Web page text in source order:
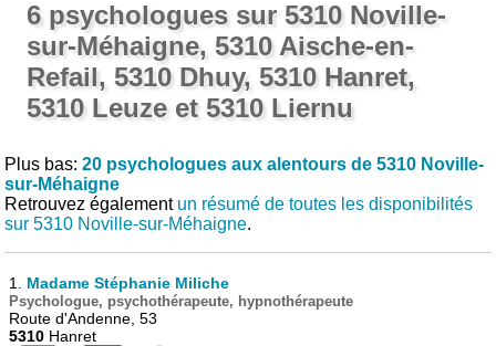
6 psychologues sur 5310 Noville-
sur-Méhaigne, 5310 Aische-en-
Refail, 5310 Dhuy, 5310 Hanret,
5310 Leuze et 5310 Liernu
Plus bas:20 psychologues aux alentours de 5310 Noville-
sur-Méhaigne
Retrouvez également un résumé de toutes les disponibilités
sur 5310 Noville-sur-Méhaigne.
1. Madame Stéphanie Miliche
Psychologue, psychothérapeute, hypnothérapeute
Route d'Andenne, 53
5310 Hanret